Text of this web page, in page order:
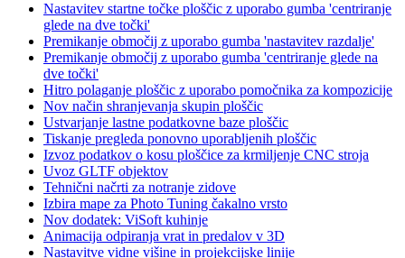
Nastavitev startne točke ploščic z uporabo gumba 'centriranje
glede na dve točki'
Premikanje območij z uporabo gumba 'nastavitev razdalje'
Premikanje območij z uporabo gumba 'centriranje glede na
dve točki'
Hitro polaganje ploščic z uporabo pomočnika za kompozicije
Nov način shranjevanja skupin ploščic
Ustvarjanje lastne podatkovne baze ploščic
Tiskanje pregleda ponovno uporabljenih ploščic
Izvoz podatkov o kosu ploščice za krmiljenje CNC stroja
Uvoz GLTF objektov
Tehnični načrti za notranje zidove
Izbira mape za Photo Tuning čakalno vrsto
Nov dodatek: ViSoft kuhinje
Animacija odpiranja vrat in predalov v 3D
Nastavitve vidne višine in projekcijske linije